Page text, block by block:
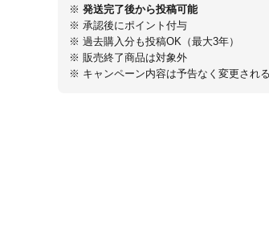
※ 発送完了後から投稿可能
※ 承認後にポイント付与
※ 過去購入分も投稿OK（最大3年）
※ 販売終了商品は対象外
※ キャンペーン内容は予告なく変更され